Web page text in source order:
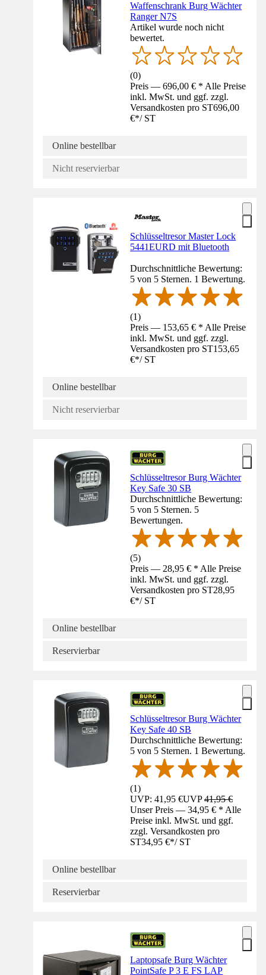
Waffenschrank Burg Wächter
Ranger N7S
Artikel wurde noch nicht
bewertet.
(0)
Preis — 696,00 € * Alle Preise
inkl. MwSt. und ggf. zzgl.
Versandkosten pro ST696,00
€*/ ST
Online bestellbar
Nicht reservierbar
Schlüsseltresor Master Lock
5441EURD mit Bluetooth
Durchschnittliche Bewertung:
5 von 5 Sternen. 1 Bewertung.
(1)
Preis — 153,65 € * Alle Preise
inkl. MwSt. und ggf. zzgl.
Versandkosten pro ST153,65
€*/ ST
Online bestellbar
Nicht reservierbar
Schlüsseltresor Burg Wächter
Key Safe 30 SB
Durchschnittliche Bewertung:
5 von 5 Sternen. 5
Bewertungen.
(5)
Preis — 28,95 € * Alle Preise
inkl. MwSt. und ggf. zzgl.
Versandkosten pro ST28,95
€*/ ST
Online bestellbar
Reservierbar
Schlüsseltresor Burg Wächter
Key Safe 40 SB
Durchschnittliche Bewertung:
5 von 5 Sternen. 1 Bewertung.
(1)
UVP: 41,95 €UVP41,95 €
Unser Preis — 34,95 € * Alle
Preise inkl. MwSt. und ggf.
zzgl. Versandkosten pro
ST34,95 €*/ ST
Online bestellbar
Reservierbar
Laptopsafe Burg Wächter
PointSafe P 3 E FS LAP